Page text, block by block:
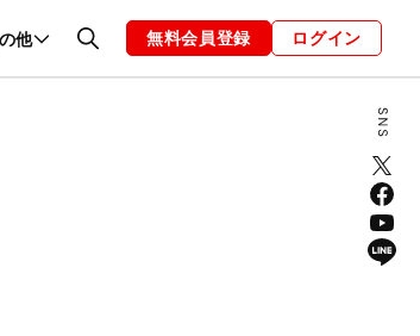
他
恋愛・結婚 編集部 お知らせ
無料会員登録 ログイン